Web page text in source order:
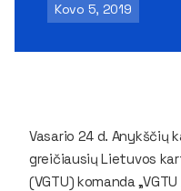
Kovo 5, 2019
Vasario 24 d. Anykščių
greičiausių Lietuvos
(VGTU) komanda